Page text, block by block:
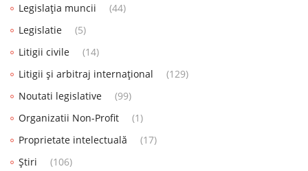
Legislația muncii
(44)
Legislatie
(5)
Litigii civile
(14)
Litigii și arbitraj internațional
(129)
Noutati legislative
(99)
Organizatii Non-Profit
(1)
Proprietate intelectuală
(17)
Știri
(106)